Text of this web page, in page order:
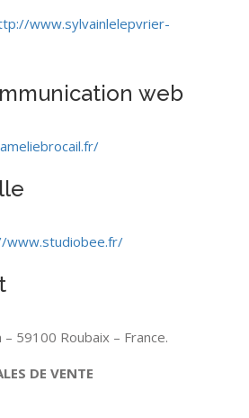
www.sylvainlelepvrier-
web
www.studiobee.fr/
59100 Roubaix – France.
DE VENTE